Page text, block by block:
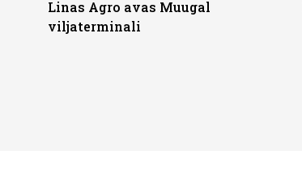
Linas Agro avas Muugal
viljaterminali